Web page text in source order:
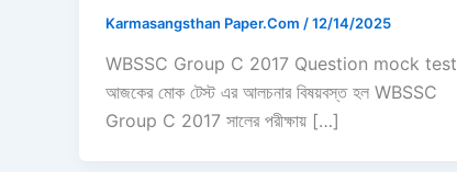
Karmasangsthan Paper.Com /12/14/2025
WBSSC Group C 2017 Question mock test
আজকের মোক টেস্ট এর আলচনার বিষয়বস্ত হল WBSSC
Group C 2017 সালের পরীক্ষায় […]